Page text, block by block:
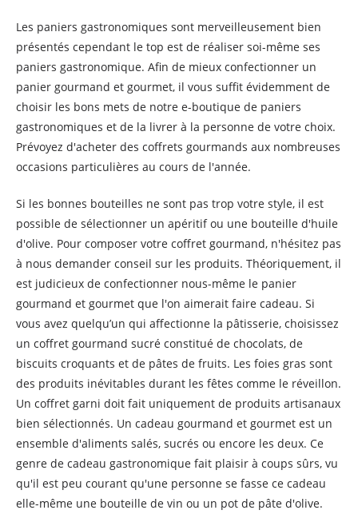
Les paniers gastronomiques sont merveilleusement bien
présentés cependant le top est de réaliser soi-même ses
paniers gastronomique. Afin de mieux confectionner un
panier gourmand et gourmet, il vous suffit évidemment de
choisir les bons mets de notre e-boutique de paniers
gastronomiques et de la livrer à la personne de votre choix.
Prévoyez d'acheter des coffrets gourmands aux nombreuses
occasions particulières au cours de l'année.
Si les bonnes bouteilles ne sont pas trop votre style, il est
possible de sélectionner un apéritif ou une bouteille d'huile
d'olive. Pour composer votre coffret gourmand, n'hésitez pas
à nous demander conseil sur les produits. Théoriquement, il
est judicieux de confectionner nous-même le panier
gourmand et gourmet que l'on aimerait faire cadeau. Si
vous avez quelqu’un qui affectionne la pâtisserie, choisissez
un coffret gourmand sucré constitué de chocolats, de
biscuits croquants et de pâtes de fruits. Les foies gras sont
des produits inévitables durant les fêtes comme le réveillon.
Un coffret garni doit fait uniquement de produits artisanaux
bien sélectionnés. Un cadeau gourmand et gourmet est un
ensemble d'aliments salés, sucrés ou encore les deux. Ce
genre de cadeau gastronomique fait plaisir à coups sûrs, vu
qu'il est peu courant qu'une personne se fasse ce cadeau
elle-même une bouteille de vin ou un pot de pâte d'olive.